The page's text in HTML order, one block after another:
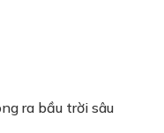
ra bầu trời sâu